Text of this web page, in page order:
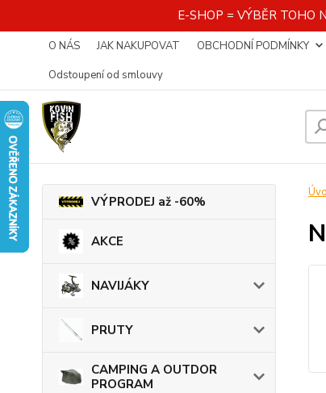
E-SHOP = VÝBĚR TOHO
O NÁS JAK NAKUPOVAT OBCHODNÍ PODMÍNKY
Odstoupení od smlouvy
VÝPRODEJ až -60%
AKCE
NAVIJÁKY
PRUTY
CAMPING A OUTDOR
PROGRAM